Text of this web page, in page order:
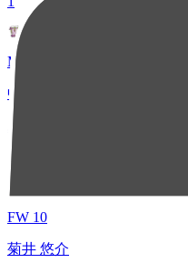
MF 13
中村 優斗
38
2
FW 10
菊井 悠介